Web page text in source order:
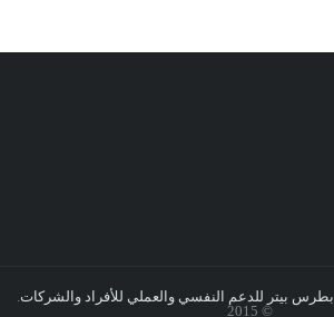
بطرس بيتر للدعم النفسي والعملي للأفراد والشركات.
© 2015